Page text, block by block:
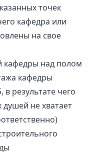
точек
кафедра или
на свое
кафедры над полом
кафедры
результате чего
не хватает